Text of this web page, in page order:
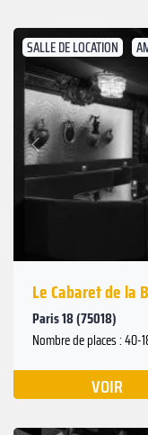
SALLE DE LOCATION
Précédent
Le Cabaret de la
Paris 18 (75018)
Nombre de places : 40-
VOIR